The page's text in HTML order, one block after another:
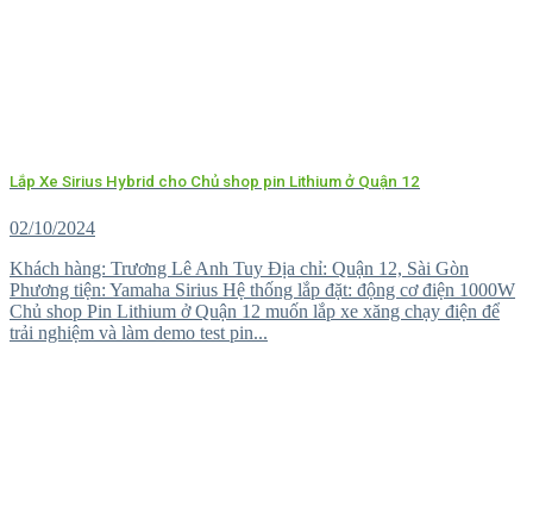
Lắp Xe Sirius Hybrid cho Chủ shop pin Lithium ở Quận 12
02/10/2024
Khách hàng: Trương Lê Anh Tuy Địa chỉ: Quận 12, Sài Gòn
Phương tiện: Yamaha Sirius Hệ thống lắp đặt: động cơ điện 1000W
Chủ shop Pin Lithium ở Quận 12 muốn lắp xe xăng chạy điện để
trải nghiệm và làm demo test pin...